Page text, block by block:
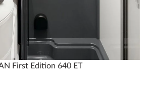
First Edition 640 ET